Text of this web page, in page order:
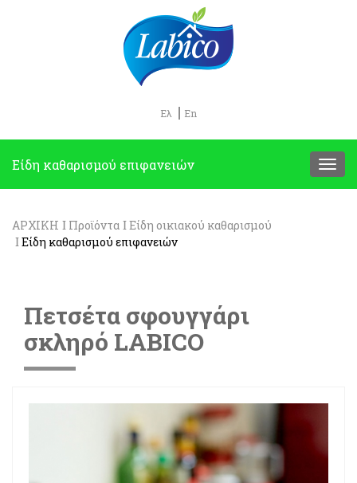
Ελ En
Eίδη καθαρισμού επιφανειών
ΑΡΧΙΚΗ Προϊόντα
Είδη οικιακού καθαρισμού
Eίδη καθαρισμού επιφανειών
Πετσέτα σφουγγάρι
σκληρό LABICO